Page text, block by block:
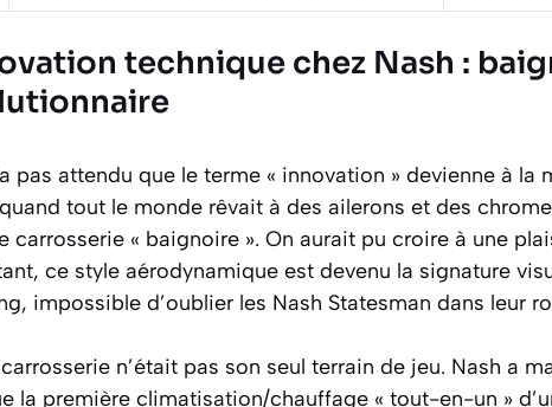
technique chez Nash :
pas attendu que le terme « innovation » devienne à
tout le monde rêvait à des ailerons et des
carrosserie « baignoire ». On aurait pu croire à une
ce style aérodynamique est devenu la signature
impossible d’oublier les Nash Statesman dans leur
n’était pas son seul terrain de jeu. Nash a
la première climatisation/chauffage « tout-en-un »